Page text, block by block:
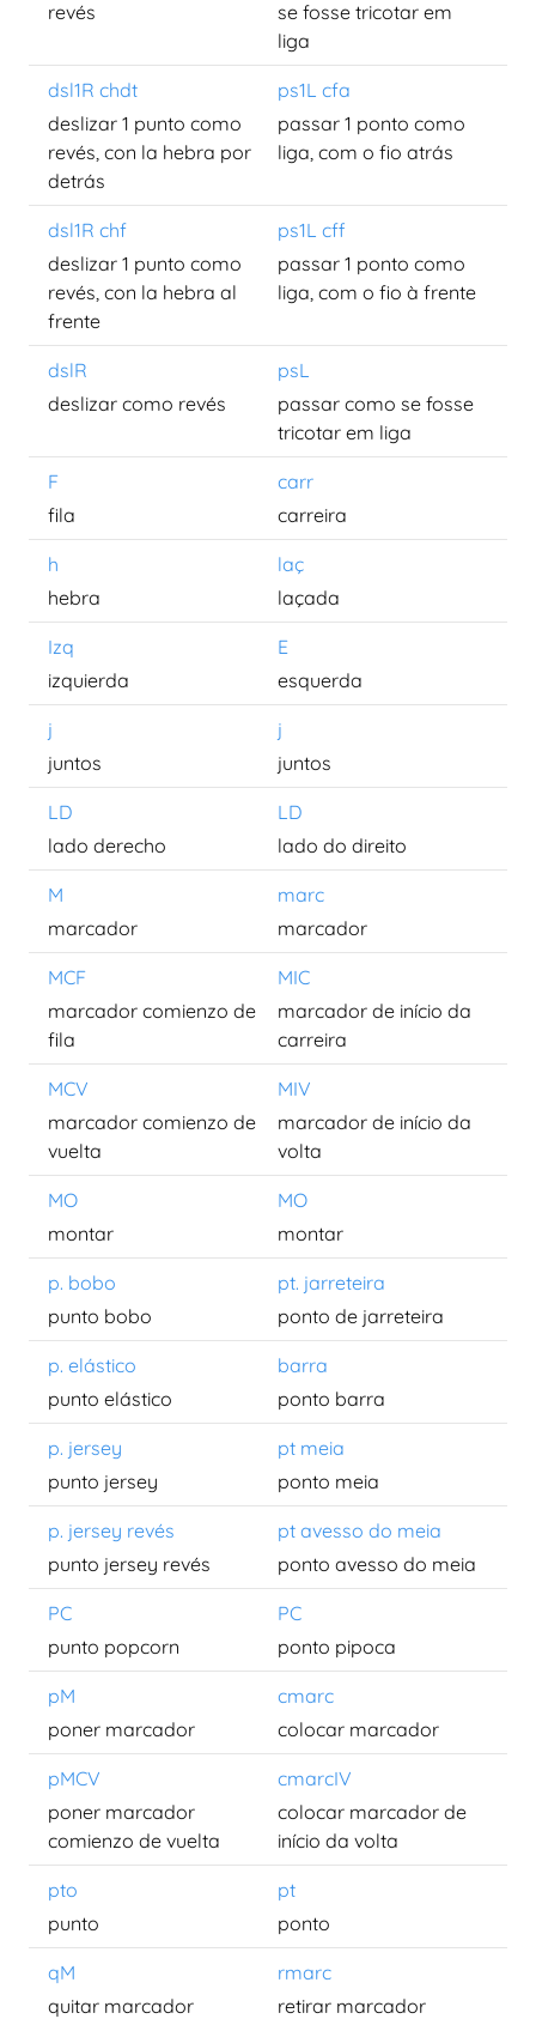
revés
se fosse tricotar em
liga
dsl1R chdt
ps1L cfa
deslizar 1 punto como
revés, con la hebra por
detrás
passar 1 ponto como
liga, com o fio atrás
dsl1R chf
ps1L cff
deslizar 1 punto como
revés, con la hebra al
frente
passar 1 ponto como
liga, com o fio à frente
dslR
psL
deslizar como revés
passar como se fosse
tricotar em liga
F
carr
fila
carreira
h
laç
hebra
laçada
Izq
E
izquierda
esquerda
j
j
juntos
juntos
LD
LD
lado derecho
lado do direito
M
marc
marcador
marcador
MCF
MIC
marcador comienzo de
fila
marcador de início da
carreira
MCV
MIV
marcador comienzo de
vuelta
marcador de início da
volta
MO
MO
montar
montar
p. bobo
pt. jarreteira
punto bobo
ponto de jarreteira
p. elástico
barra
punto elástico
ponto barra
p. jersey
pt meia
punto jersey
ponto meia
p. jersey revés
pt avesso do meia
punto jersey revés
ponto avesso do meia
PC
PC
punto popcorn
ponto pipoca
pM
cmarc
poner marcador
colocar marcador
pMCV
cmarcIV
poner marcador
comienzo de vuelta
colocar marcador de
início da volta
pto
pt
punto
ponto
qM
rmarc
quitar marcador
retirar marcador